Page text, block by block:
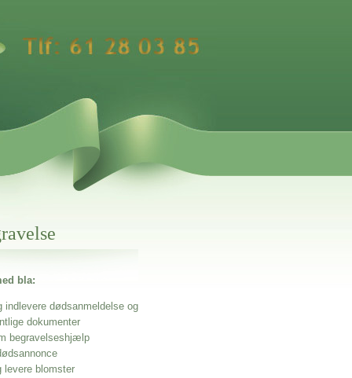
bla:
indlevere dødsanmeldelse og
dokumenter
begravelseshjælp
levere blomster